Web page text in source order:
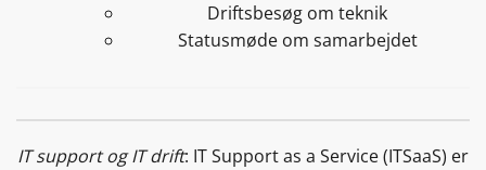
Driftsbesøg om teknik
Statusmøde om samarbejdet
IT support og IT drift: IT Support as a Service (ITSaaS) er